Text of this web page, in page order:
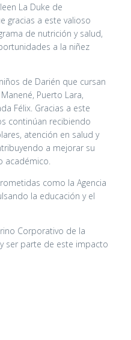
La Duke de
gracias a este valioso
de nutrición y salud,
a la niñez
de Darién que cursan
Puerto Lara,
Félix. Gracias a este
continúan recibiendo
atención en salud y
a mejorar su
académico.
como la Agencia
la educación y el
Corporativo de la
ser parte de este impacto